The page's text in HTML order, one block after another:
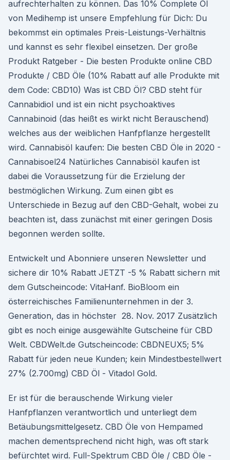
aufrechterhalten zu können. Das 10% Complete Öl
von Medihemp ist unsere Empfehlung für Dich: Du
bekommst ein optimales Preis-Leistungs-Verhältnis
und kannst es sehr flexibel einsetzen. Der große
Produkt Ratgeber - Die besten Produkte online CBD
Produkte / CBD Öle (10% Rabatt auf alle Produkte mit
dem Code: CBD10) Was ist CBD Öl? CBD steht für
Cannabidiol und ist ein nicht psychoaktives
Cannabinoid (das heißt es wirkt nicht Berauschend)
welches aus der weiblichen Hanfpflanze hergestellt
wird. Cannabisöl kaufen: Die besten CBD Öle in 2020 -
Cannabisoel24 Natürliches Cannabisöl kaufen ist
dabei die Voraussetzung für die Erzielung der
bestmöglichen Wirkung. Zum einen gibt es
Unterschiede in Bezug auf den CBD-Gehalt, wobei zu
beachten ist, dass zunächst mit einer geringen Dosis
begonnen werden sollte.
Entwickelt und Abonniere unseren Newsletter und
sichere dir 10% Rabatt JETZT -5 % Rabatt sichern mit
dem Gutscheincode: VitaHanf. BioBloom ein
österreichisches Familienunternehmen in der 3.
Generation, das in höchster 28. Nov. 2017 Zusätzlich
gibt es noch einige ausgewählte Gutscheine für CBD
Welt. CBDWelt.de Gutscheincode: CBDNEUX5; 5%
Rabatt für jeden neue Kunden; kein Mindestbestellwert
27% (2.700mg) CBD Öl - Vitadol Gold.
Er ist für die berauschende Wirkung vieler
Hanfpflanzen verantwortlich und unterliegt dem
Betäubungsmittelgesetz. CBD Öle von Hempamed
machen dementsprechend nicht high, was oft stark
befürchtet wird. Full-Spektrum CBD Öle / CBD Öle -